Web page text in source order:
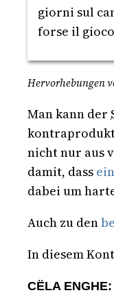
giorni sul
forse il
Hervorhebungen
Man kann der
nicht nur aus
damit, dass
dabei um
Auch zu den
In diesem
CËLA ENGHE: